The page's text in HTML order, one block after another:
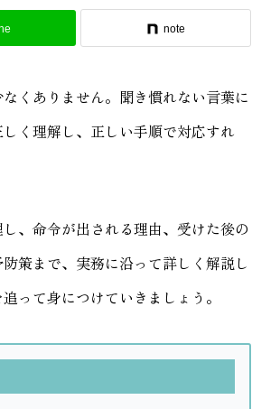
note
くありません。聞き慣れない言葉に
く理解し、正しい手順で対応すれ
、命令が出される理由、受けた後の
策まで、実務に沿って詳しく解説し
って身につけていきましょう。